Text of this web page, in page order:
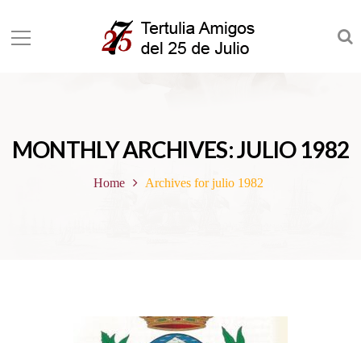
MONTHLY ARCHIVES: JULIO 1982
Home Archives for julio 1982